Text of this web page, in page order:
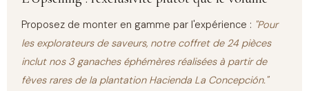
Proposez de monter en gamme par l'expérience : "Pour
les explorateurs de saveurs, notre coffret de 24 pièces
inclut nos 3 ganaches éphémères réalisées à partir de
fèves rares de la plantation Hacienda La Concepción."